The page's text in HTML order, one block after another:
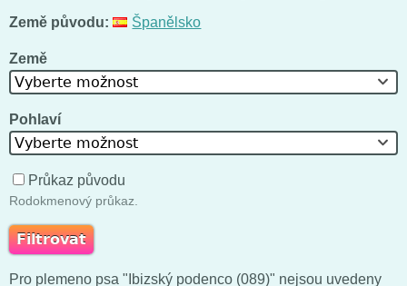
Země původu: Španělsko
Země
Vyberte možnost
Pohlaví
Vyberte možnost
Průkaz původu
Rodokmenový průkaz.
Pro plemeno psa "Ibizský podenco (089)" nejsou uvedeny